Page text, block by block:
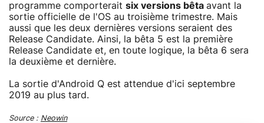
programme comporterait six versions bêta avant la
sortie officielle de l'OS au troisième trimestre. Mais
aussi que les deux dernières versions seraient des
Release Candidate. Ainsi, la bêta 5 est la première
Release Candidate et, en toute logique, la bêta 6 sera
la deuxième et dernière.
La sortie d'Android Q est attendue d'ici septembre
2019 au plus tard.
Source : Neowin